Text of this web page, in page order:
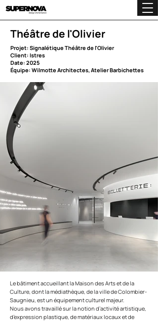
Théâtre de l'Olivier
Projet: Signalétique Théâtre de l'Olivier
Client: Istres
Date: 2025
Équipe: Wilmotte Architectes, Atelier Barbichettes
Le bâtiment accueillant la Maison des Arts et de la
Culture, dont la médiathèque, de la ville de Colombier-
Saugnieu, est un équipement culturel majeur.
Nous avons travaillé sur la notion d’activité artistique,
d’expression plastique, de matériaux locaux et de